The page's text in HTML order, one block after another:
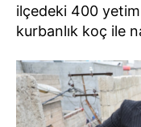
ilçedeki 400
kurbanlık koç ile